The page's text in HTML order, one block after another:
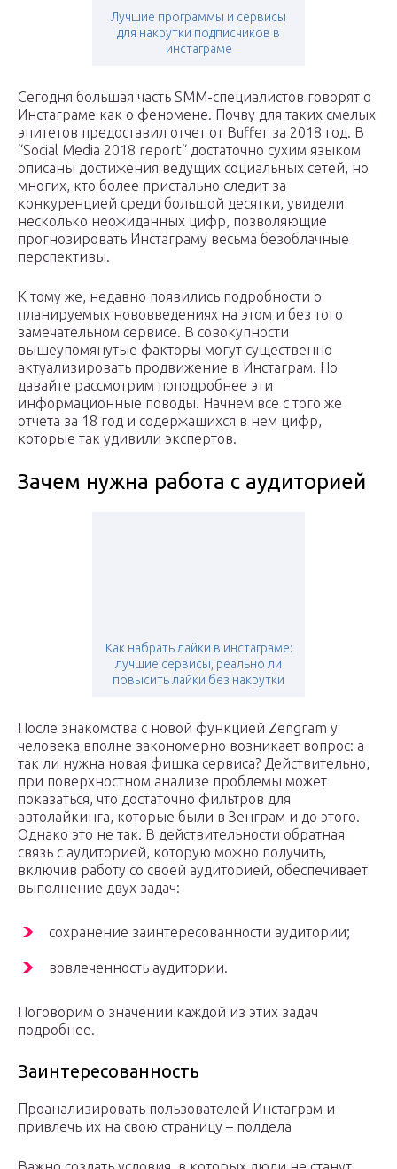
Лучшие программы и сервисы
для накрутки подписчиков в
инстаграме
Сегодня большая часть SMM-специалистов говорят о
Инстаграме как о феномене. Почву для таких смелых
эпитетов предоставил отчет от Buffer за 2018 год. В
“Social Media 2018 report“ достаточно сухим языком
описаны достижения ведущих социальных сетей, но
многих, кто более пристально следит за
конкуренцией среди большой десятки, увидели
несколько неожиданных цифр, позволяющие
прогнозировать Инстаграму весьма безоблачные
перспективы.
К тому же, недавно появились подробности о
планируемых нововведениях на этом и без того
замечательном сервисе. В совокупности
вышеупомянутые факторы могут существенно
актуализировать продвижение в Инстаграм. Но
давайте рассмотрим поподробнее эти
информационные поводы. Начнем все с того же
отчета за 18 год и содержащихся в нем цифр,
которые так удивили экспертов.
Зачем нужна работа с аудиторией
Как набрать лайки в инстаграме:
лучшие сервисы, реально ли
повысить лайки без накрутки
После знакомства с новой функцией Zengram у
человека вполне закономерно возникает вопрос: а
так ли нужна новая фишка сервиса? Действительно,
при поверхностном анализе проблемы может
показаться, что достаточно фильтров для
автолайкинга, которые были в Зенграм и до этого.
Однако это не так. В действительности обратная
связь с аудиторией, которую можно получить,
включив работу со своей аудиторией, обеспечивает
выполнение двух задач:
сохранение заинтересованности аудитории;
вовлеченность аудитории.
Поговорим о значении каждой из этих задач
подробнее.
Заинтересованность
Проанализировать пользователей Инстаграм и
привлечь их на свою страницу – полдела